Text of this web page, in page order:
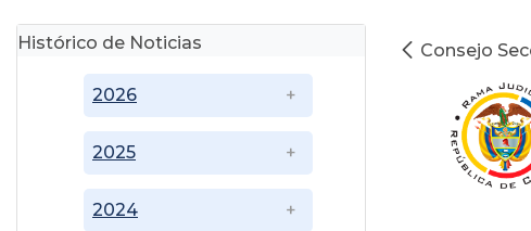
Histórico de Noticias
2024
2025
2026
Consejo